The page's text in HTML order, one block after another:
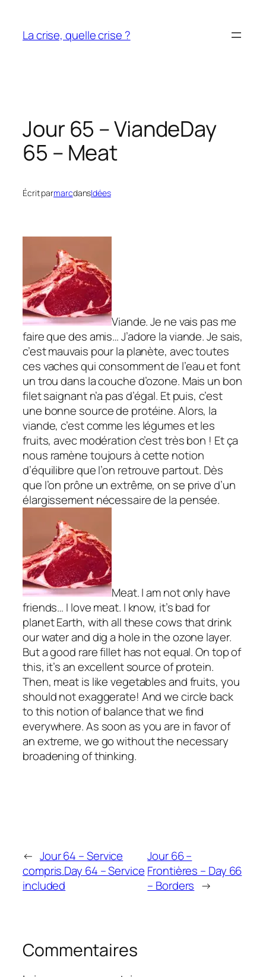
contenu
La crise, quelle crise ?
Jour 65 – ViandeDay
65 – Meat
Écrit parmarcdansIdées
Viande. Je ne vais pas me
faire que des amis… J’adore la viande. Je sais,
c’est mauvais pour la planète, avec toutes
ces vaches qui consomment de l’eau et font
un trou dans la couche d’ozone. Mais un bon
filet saignant n’a pas d’égal. Et puis, c’est
une bonne source de protéine. Alors, la
viande, c’est comme les légumes et les
fruits, avec modération c’est très bon ! Et ça
nous ramène toujours à cette notion
d’équilibre que l’on retrouve partout. Dès
que l’on prône un extrême, on se prive d’un
élargissement nécessaire de la pensée.
Meat. I am not only have
friends… I love meat. I know, it’s bad for
planet Earth, with all these cows that drink
our water and dig a hole in the ozone layer.
But a good rare fillet has not equal. On top of
this, it’s an excellent source of protein.
Then, meat is like vegetables and fruits, you
should not exaggerate! And we circle back
to this notion of balance that we find
everywhere. As soon as you are in favor of
an extreme, we go without the necessary
broadening of thinking.
← Jour 64 – Service
compris.Day 64 – Service
included
Jour 66 –
Frontières – Day 66
– Borders →
Commentaires